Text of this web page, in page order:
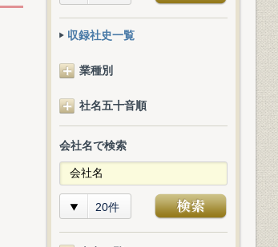
収録社史一覧
業種別
社名五十音順
会社名で検索
20件